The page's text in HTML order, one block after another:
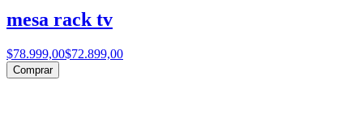
mesa rack tv
$78.999,00$72.899,00
Comprar